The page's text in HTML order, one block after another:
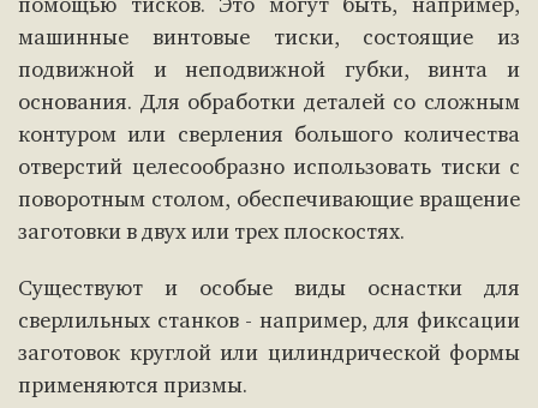
помощью тисков. Это могут быть, например,
машинные винтовые тиски, состоящие из
подвижной и неподвижной губки, винта и
основания. Для обработки деталей со сложным
контуром или сверления большого количества
отверстий целесообразно использовать тиски с
поворотным столом, обеспечивающие вращение
заготовки в двух или трех плоскостях.
Существуют и особые виды оснастки для
сверлильных станков - например, для фиксации
заготовок круглой или цилиндрической формы
применяются призмы.